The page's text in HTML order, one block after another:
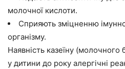
молочної кислоти.
Сприяють зміцненню
організму.
Наявність казеїну
у дитини до року алергічні